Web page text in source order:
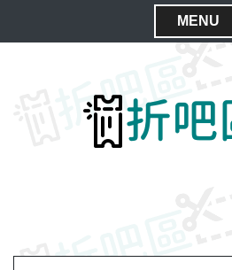
MENU